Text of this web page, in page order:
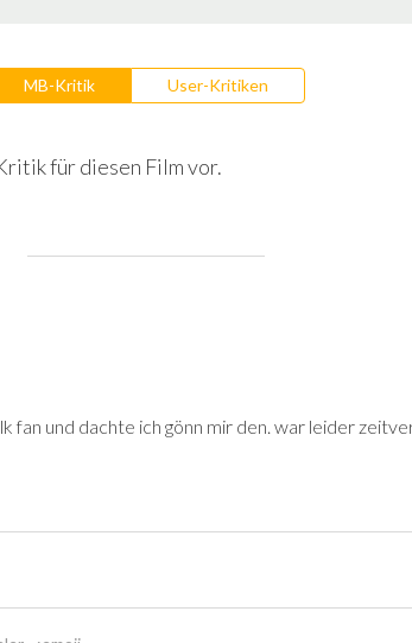
MB-Kritik User-Kritiken
für diesen Film vor.
fan und dachte ich gönn mir den. war leider